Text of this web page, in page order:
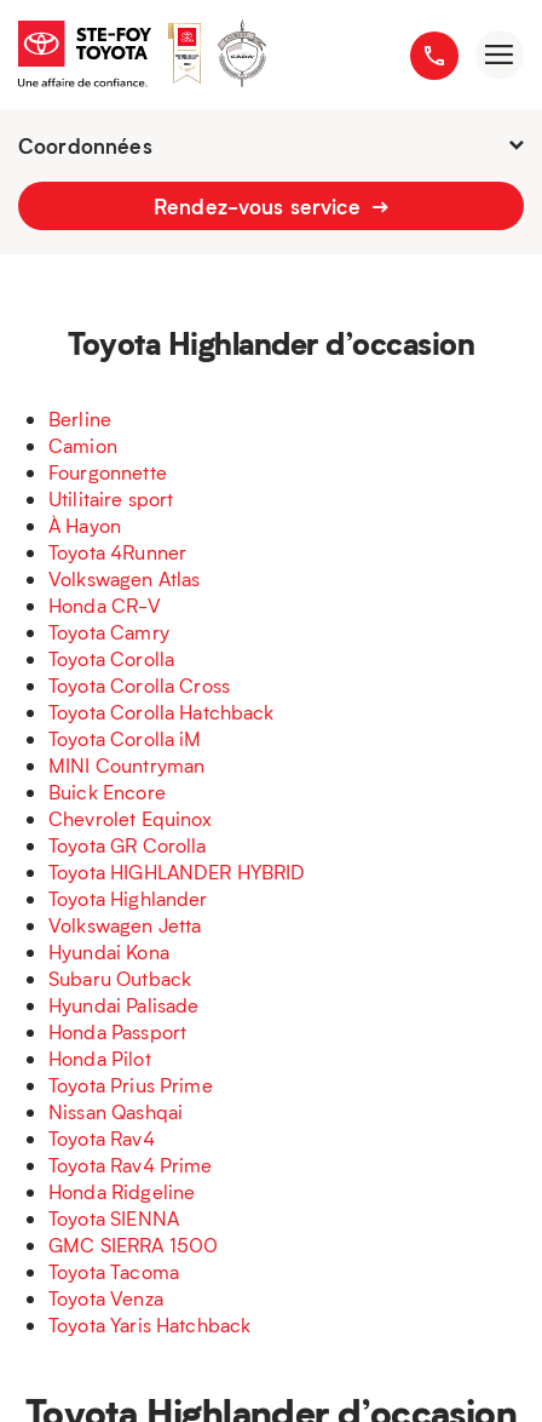
Coordonnées
7h - 21h
Rendez-vous service
Toyota Highlander d’occasion
Berline
Camion
Fourgonnette
Utilitaire sport
À Hayon
Toyota 4Runner
Volkswagen Atlas
Honda CR-V
Toyota Camry
Toyota Corolla
Toyota Corolla Cross
Toyota Corolla Hatchback
Toyota Corolla iM
MINI Countryman
Buick Encore
Chevrolet Equinox
Toyota GR Corolla
Toyota HIGHLANDER HYBRID
Toyota Highlander
Volkswagen Jetta
Hyundai Kona
Subaru Outback
Hyundai Palisade
Honda Passport
Honda Pilot
Toyota Prius Prime
Nissan Qashqai
Toyota Rav4
Toyota Rav4 Prime
Honda Ridgeline
Toyota SIENNA
GMC SIERRA 1500
Toyota Tacoma
Toyota Venza
Toyota Yaris Hatchback